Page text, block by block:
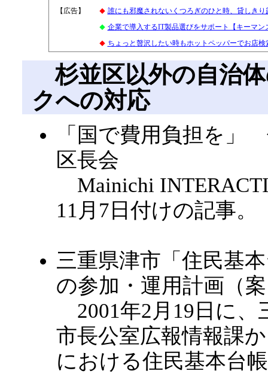
【広告】 ◆ 誰にも邪魔されないくつろぎのひと時、貸しき
◆ 企業で導入するIT製品選びをサポート【キーマン
◆ ちょっと贅沢したい時もホットペッパーでお店
杉並区以外の自治
クへの対応
「国で費用負担を」
区長会
Mainichi
11月7日付けの記事。
三重県津市「住民基
の参加・運用計画（
2001年2月19日に、
市長公室広報情報課
における住民基本台